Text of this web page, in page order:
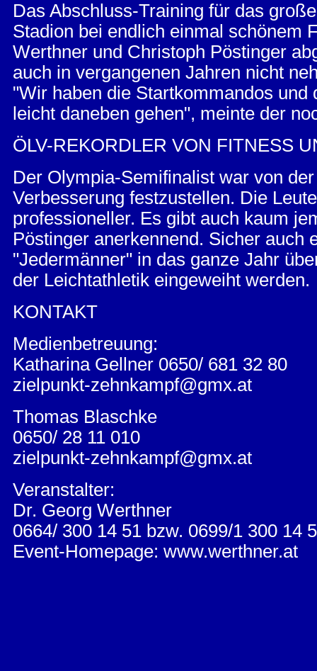
Das Abschluss-Training für das
Stadion bei endlich einmal schönem
Werthner und Christoph Pöstinger
auch in vergangenen Jahren nicht
"Wir haben die Startkommandos
leicht daneben gehen", meinte der
ÖLV-REKORDLER VON FITNESS
Der Olympia-Semifinalist war von
Verbesserung festzustellen. Die
professioneller. Es gibt auch kaum
Pöstinger anerkennend. Sicher auch
"Jedermänner" in das ganze Jahr
der Leichtathletik eingeweiht werden.
KONTAKT
Medienbetreuung:
Katharina Gellner 0650/ 681 32 80
zielpunkt-zehnkampf@gmx.at
Thomas Blaschke
0650/ 28 11 010
zielpunkt-zehnkampf@gmx.at
Veranstalter:
Dr. Georg Werthner
0664/ 300 14 51 bzw. 0699/1 300 14
Event-Homepage: www.werthner.at